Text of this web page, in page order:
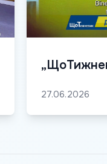
27.06.2026